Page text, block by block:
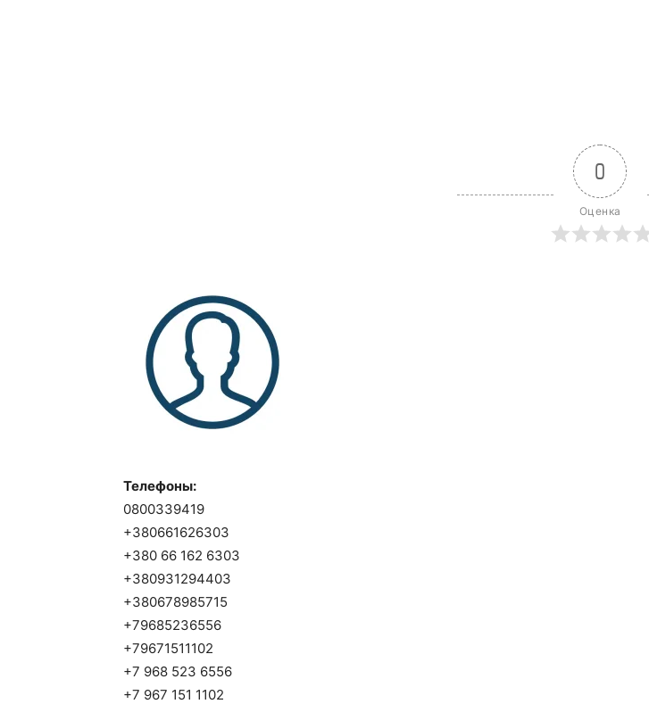
0
Оценка
Телефоны:
0800339419
+380661626303
+380 66 162 6303
+380931294403
+380678985715
+79685236556
+79671511102
+7 968 523 6556
+7 967 151 1102